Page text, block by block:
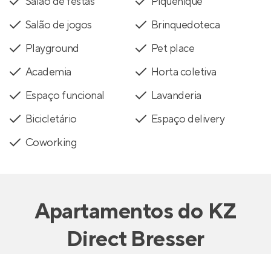
Salão de jogos
Brinquedoteca
Playground
Pet place
Academia
Horta coletiva
Espaço funcional
Lavanderia
Bicicletário
Espaço delivery
Coworking
Apartamentosdo KZ
Direct Bresser